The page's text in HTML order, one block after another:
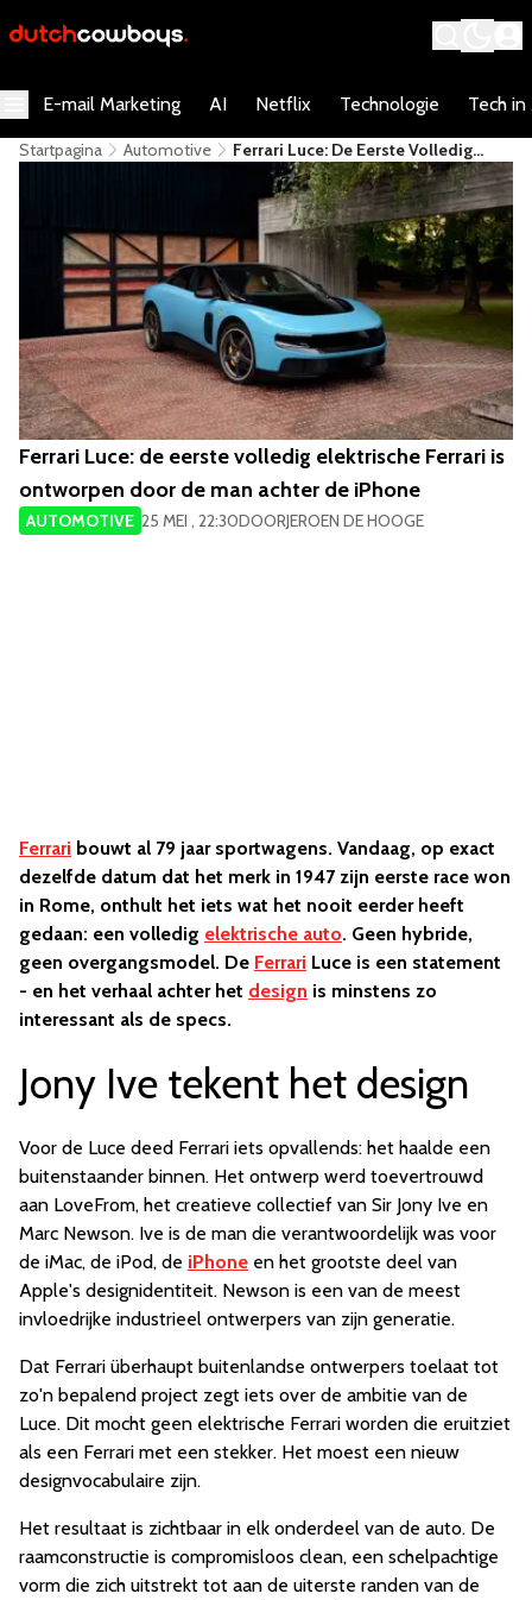
E-mail Marketing AI Netflix Technologie Tech in
Startpagina Automotive
Ferrari Luce: De Eerste Volledig
Elektrische Ferrari Is Ontworpen
Door De Man Achter De IPhone
Ferrari Luce: de eerste volledig elektrische Ferrari is
ontworpen door de man achter de iPhone
AUTOMOTIVE 25 MEI , 22:30DOORJEROEN DE HOOGE
Ferrari bouwt al 79 jaar sportwagens. Vandaag, op exact
dezelfde datum dat het merk in 1947 zijn eerste race won
in Rome, onthult het iets wat het nooit eerder heeft
gedaan: een volledig elektrische auto. Geen hybride,
geen overgangsmodel. De Ferrari Luce is een statement
- en het verhaal achter het design is minstens zo
interessant als de specs.
Jony Ive tekent het design
Voor de Luce deed Ferrari iets opvallends: het haalde een
buitenstaander binnen. Het ontwerp werd toevertrouwd
aan LoveFrom, het creatieve collectief van Sir Jony Ive en
Marc Newson. Ive is de man die verantwoordelijk was voor
de iMac, de iPod, de iPhone en het grootste deel van
Apple's designidentiteit. Newson is een van de meest
invloedrijke industrieel ontwerpers van zijn generatie.
Dat Ferrari überhaupt buitenlandse ontwerpers toelaat tot
zo'n bepalend project zegt iets over de ambitie van de
Luce. Dit mocht geen elektrische Ferrari worden die eruitziet
als een Ferrari met een stekker. Het moest een nieuw
designvocabulaire zijn.
Het resultaat is zichtbaar in elk onderdeel van de auto. De
raamconstructie is compromisloos clean, een schelpachtige
vorm die zich uitstrekt tot aan de uiterste randen van de